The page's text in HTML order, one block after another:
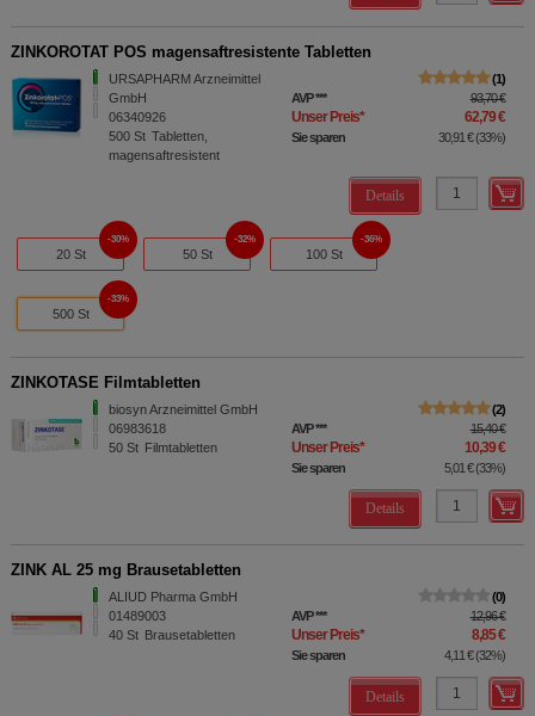
ZINKOROTAT POS magensaftresistente Tabletten
URSAPHARM Arzneimittel
GmbH
06340926
500 St Tabletten,
magensaftresistent
1
AVP*** 93,70 €
Unser Preis* 62,79 €
Sie sparen 30,91 €(33%)
Details
20 St
30%
50 St
32%
100 St
36%
500 St
33%
ZINKOTASE Filmtabletten
biosyn Arzneimittel GmbH
06983618
50 St Filmtabletten
2
AVP*** 15,40 €
Unser Preis* 10,39 €
Sie sparen 5,01 €(33%)
Details
ZINK AL 25 mg Brausetabletten
ALIUD Pharma GmbH
01489003
40 St Brausetabletten
0
AVP*** 12,96 €
Unser Preis* 8,85 €
Sie sparen 4,11 €(32%)
Details